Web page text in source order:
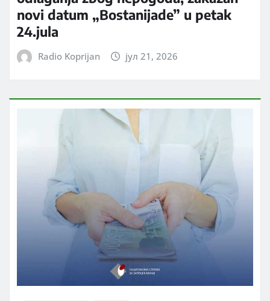
novi datum „Bostanijade” u petak
24.jula
Radio Koprijan јул 21, 2026